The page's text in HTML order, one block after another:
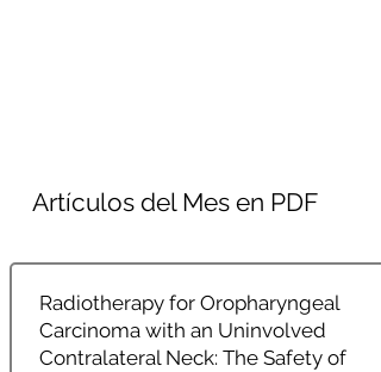
Artículos del Mes en PDF
Radiotherapy for Oropharyngeal
Carcinoma with an Uninvolved
Contralateral Neck: The Safety of